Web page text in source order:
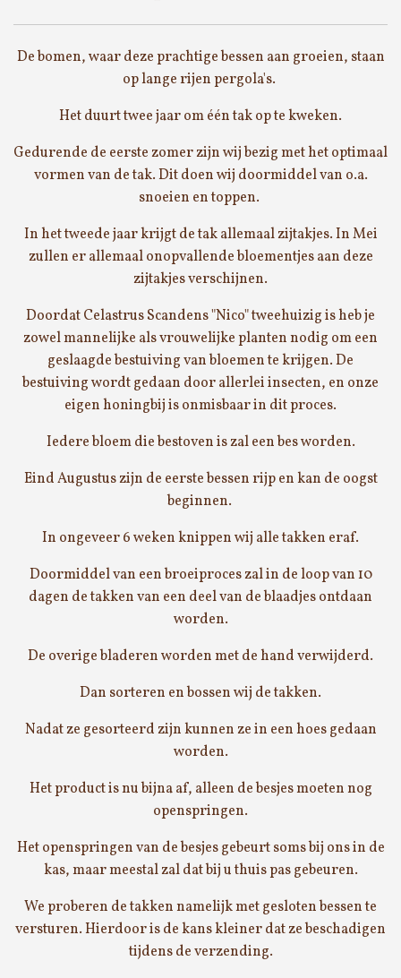
De bomen, waar deze prachtige bessen aan groeien, staan
op lange rijen pergola's.
Het duurt twee jaar om één tak op te kweken.
Gedurende de eerste zomer zijn wij bezig met het optimaal
vormen van de tak. Dit doen wij doormiddel van o.a.
snoeien en toppen.
In het tweede jaar krijgt de tak allemaal zijtakjes. In Mei
zullen er allemaal onopvallende bloementjes aan deze
zijtakjes verschijnen.
Doordat Celastrus Scandens "Nico" tweehuizig is heb je
zowel mannelijke als vrouwelijke planten nodig om een
geslaagde bestuiving van bloemen te krijgen. De
bestuiving wordt gedaan door allerlei insecten, en onze
eigen honingbij is onmisbaar in dit proces.
Iedere bloem die bestoven is zal een bes worden.
Eind Augustus zijn de eerste bessen rijp en kan de oogst
beginnen.
In ongeveer 6 weken knippen wij alle takken eraf.
Doormiddel van een broeiproces zal in de loop van 10
dagen de takken van een deel van de blaadjes ontdaan
worden.
De overige bladeren worden met de hand verwijderd.
Dan sorteren en bossen wij de takken.
Nadat ze gesorteerd zijn kunnen ze in een hoes gedaan
worden.
Het product is nu bijna af, alleen de besjes moeten nog
openspringen.
Het openspringen van de besjes gebeurt soms bij ons in de
kas, maar meestal zal dat bij u thuis pas gebeuren.
We proberen de takken namelijk met gesloten bessen te
versturen. Hierdoor is de kans kleiner dat ze beschadigen
tijdens de verzending.